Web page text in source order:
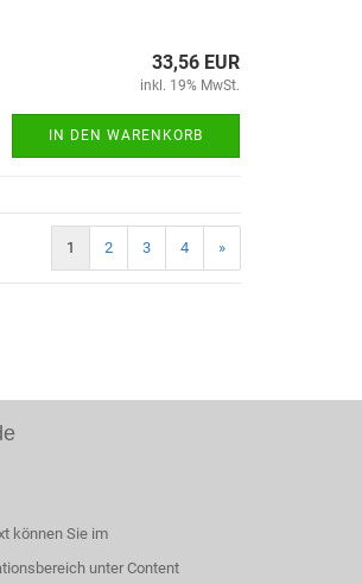
33,56 EUR
inkl. 19% MwSt.
IN DEN WARENKORB
1 2 3 4 »
können Sie im
unter Content